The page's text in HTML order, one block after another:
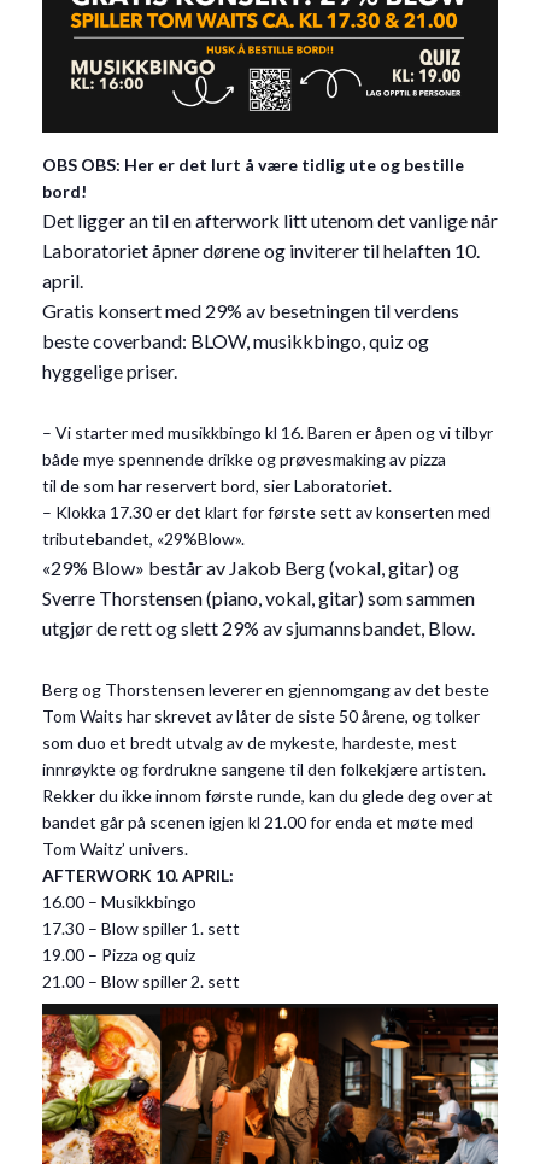
OBS OBS: Her er det lurt å være tidlig ute og bestille
bord!
Det ligger an til en afterwork litt utenom det vanlige når
Laboratoriet åpner dørene og inviterer til helaften 10.
april.
Gratis konsert med 29% av besetningen til verdens
beste coverband: BLOW, musikkbingo, quiz og
hyggelige priser.
– Vi starter med musikkbingo kl 16. Baren er åpen og vi tilbyr
både mye spennende drikke og prøvesmaking av pizza
til de som har reservert bord, sier Laboratoriet.
– Klokka 17.30 er det klart for første sett av konserten med
tributebandet, «29%Blow».
«29% Blow» består av Jakob Berg (vokal, gitar) og
Sverre Thorstensen (piano, vokal, gitar) som sammen
utgjør de rett og slett 29% av sjumannsbandet, Blow.
Berg og Thorstensen leverer en gjennomgang av det beste
Tom Waits har skrevet av låter de siste 50 årene, og tolker
som duo et bredt utvalg av de mykeste, hardeste, mest
innrøykte og fordrukne sangene til den folkekjære artisten.
Rekker du ikke innom første runde, kan du glede deg over at
bandet går på scenen igjen kl 21.00 for enda et møte med
Tom Waitz’ univers.
AFTERWORK 10. APRIL:
16.00 – Musikkbingo
17.30 – Blow spiller 1. sett
19.00 – Pizza og quiz
21.00 – Blow spiller 2. sett